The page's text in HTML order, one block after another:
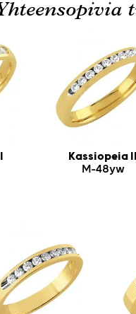
Kassiopeia II
M-48yw